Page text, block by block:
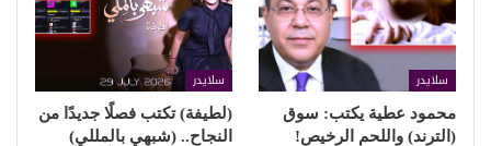
سلايدر
محمود عطية يكتب: سوق
(الترند) واللحم الرخيص!
سلايدر
(لطيفة) تكتب فصلًا جديدًا من
النجاح.. (شبهي بالمللي)